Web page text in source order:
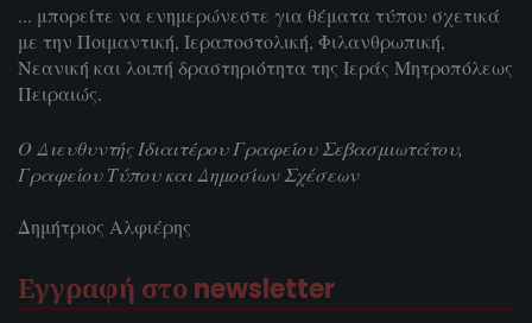
... μπορείτε να ενημερώνεστε για θέματα τύπου σχετικά
με την Ποιμαντική, Ιεραποστολική, Φιλανθρωπική,
Νεανική και λοιπή δραστηριότητα της Ιεράς Μητροπόλεως
Πειραιώς.
Ο Διευθυντής Ιδιαιτέρου Γραφείου Σεβασμιωτάτου,
Γραφείου Τύπου και Δημοσίων Σχέσεων
Δημήτριος Αλφιέρης
Εγγραφή στο newsletter